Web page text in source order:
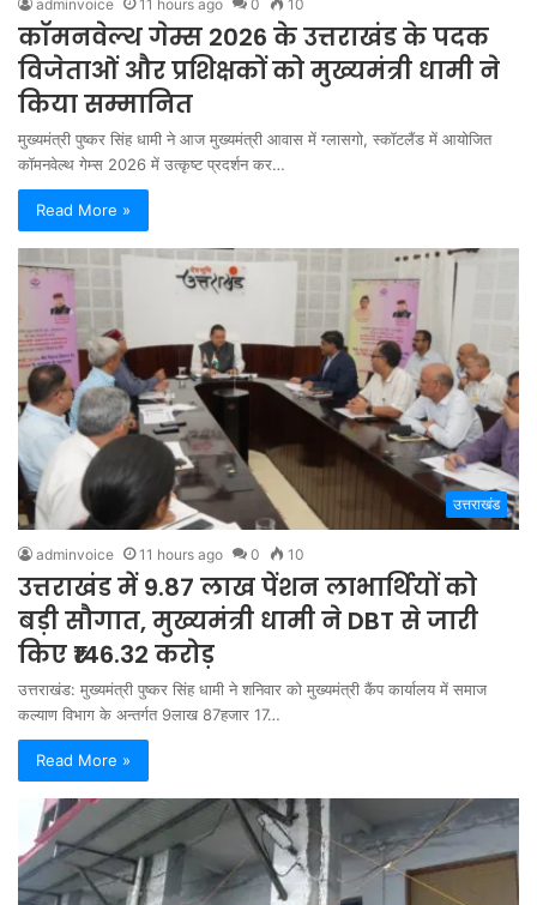
adminvoice 11 hours ago 0 10
कॉमनवेल्थ गेम्स 2026 के उत्तराखंड के पदक
विजेताओं और प्रशिक्षकों को मुख्यमंत्री धामी ने
किया सम्मानित
मुख्यमंत्री पुष्कर सिंह धामी ने आज मुख्यमंत्री आवास में ग्लासगो, स्कॉटलैंड में आयोजित
कॉमनवेल्थ गेम्स 2026 में उत्कृष्ट प्रदर्शन कर…
Read More »
उत्तराखंड
adminvoice 11 hours ago 0 10
उत्तराखंड में 9.87 लाख पेंशन लाभार्थियों को
बड़ी सौगात, मुख्यमंत्री धामी ने DBT से जारी
किए ₹146.32 करोड़
उत्तराखंड: मुख्यमंत्री पुष्कर सिंह धामी ने शनिवार को मुख्यमंत्री कैंप कार्यालय में समाज
कल्याण विभाग के अन्तर्गत 9लाख 87हजार 17…
Read More »